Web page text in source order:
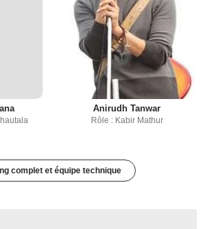
Anirudh Tanwar
Rôle : Kabir Mathur
complet et équipe technique